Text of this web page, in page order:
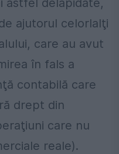
astfel delapidate,
ajutorul celorlalţi
care au avut
în fals a
contabilă care
drept din
care nu
reale).